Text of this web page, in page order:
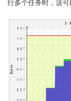
行多个任务时，这可